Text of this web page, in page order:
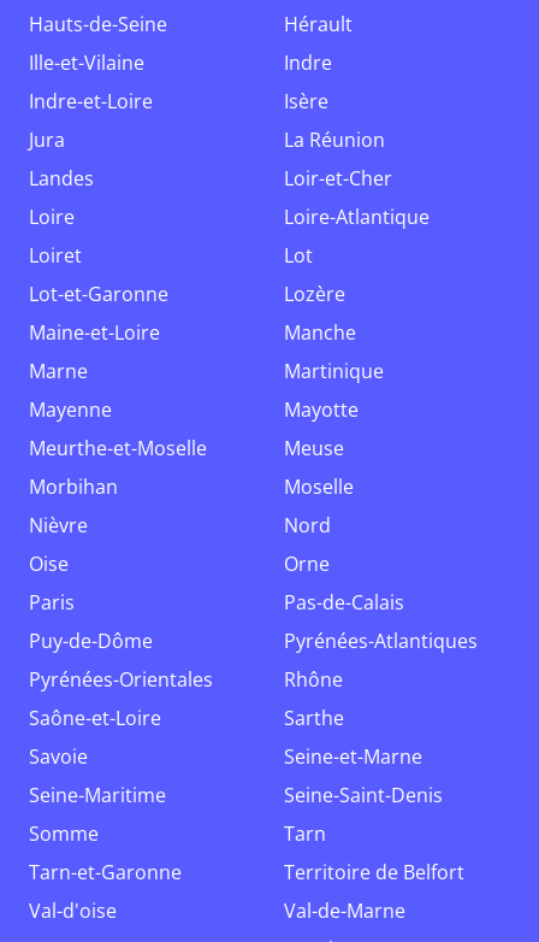
Hauts-de-Seine
Hérault
Ille-et-Vilaine
Indre
Indre-et-Loire
Isère
Jura
La Réunion
Landes
Loir-et-Cher
Loire
Loire-Atlantique
Loiret
Lot
Lot-et-Garonne
Lozère
Maine-et-Loire
Manche
Marne
Martinique
Mayenne
Mayotte
Meurthe-et-Moselle
Meuse
Morbihan
Moselle
Nièvre
Nord
Oise
Orne
Paris
Pas-de-Calais
Puy-de-Dôme
Pyrénées-Atlantiques
Pyrénées-Orientales
Rhône
Saône-et-Loire
Sarthe
Savoie
Seine-et-Marne
Seine-Maritime
Seine-Saint-Denis
Somme
Tarn
Tarn-et-Garonne
Territoire de Belfort
Val-d'oise
Val-de-Marne